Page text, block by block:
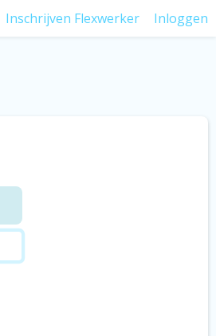
Inschrijven Flexwerker Inloggen